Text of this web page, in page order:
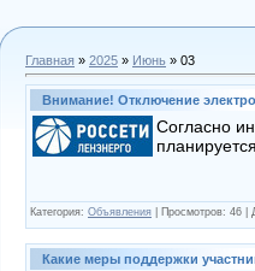
Главная » 2025 » Июнь » 03
Внимание! Отключение
Согласно
Категория: Объявления Просмотров: 46
Какие меры поддержки